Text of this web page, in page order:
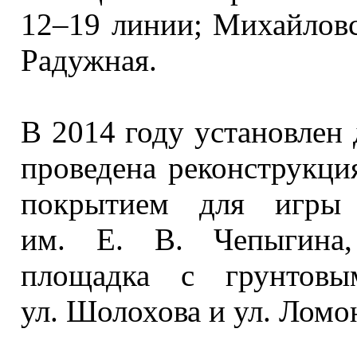
12–19 линии;
Радужная.
В 2014 году
проведена
покрытием для
им. Е. В. Чепыгина,
площадка с
ул. Шолохова и ул.